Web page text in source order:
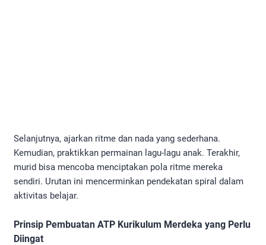
Selanjutnya, ajarkan ritme dan nada yang sederhana.
Kemudian, praktikkan permainan lagu-lagu anak. Terakhir,
murid bisa mencoba menciptakan pola ritme mereka
sendiri. Urutan ini mencerminkan pendekatan spiral dalam
aktivitas belajar.
Prinsip Pembuatan ATP Kurikulum Merdeka yang Perlu
Diingat